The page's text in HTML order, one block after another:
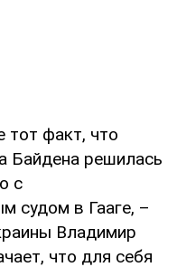
тот факт, что
Байдена решилась
с
судом в Гааге, –
Владимир
что для себя